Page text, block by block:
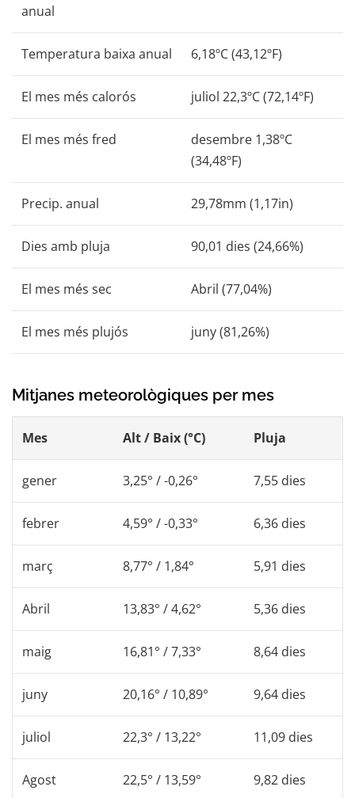
anual
Temperatura baixa anual 6,18ºC (43,12ºF)
El mes més calorós juliol 22,3ºC (72,14ºF)
El mes més fred
desembre 1,38ºC
(34,48ºF)
Precip. anual 29,78mm (1,17in)
Dies amb pluja 90,01 dies (24,66%)
El mes més sec Abril (77,04%)
El mes més plujós juny (81,26%)
Mitjanes meteorològiques per mes
Mes Alt / Baix (°C) Pluja
gener 3,25° / -0,26° 7,55 dies
febrer 4,59° / -0,33° 6,36 dies
març 8,77° / 1,84° 5,91 dies
Abril 13,83° / 4,62° 5,36 dies
maig 16,81° / 7,33° 8,64 dies
juny 20,16° / 10,89° 9,64 dies
juliol 22,3° / 13,22° 11,09 dies
Agost 22,5° / 13,59° 9,82 dies